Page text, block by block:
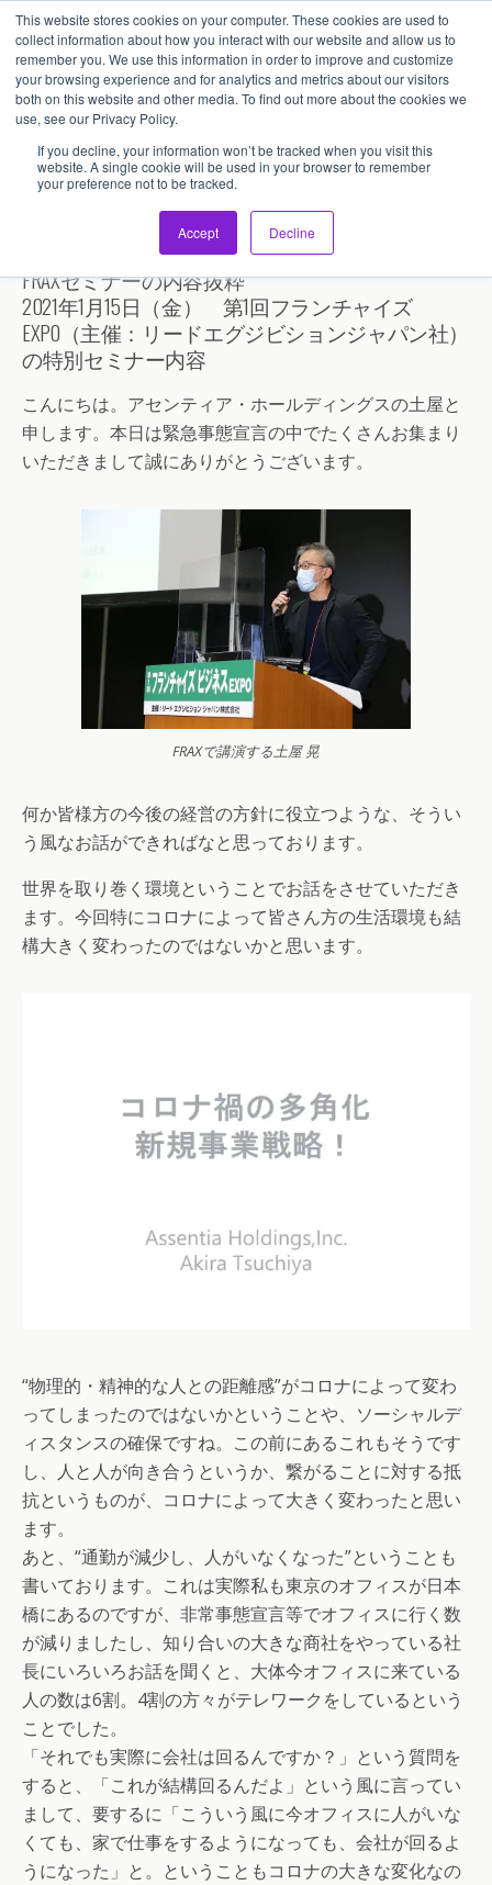
This website stores cookies on your computer. These cookies are used to
collect information about how you interact with our website and allow us to
remember you. We use this information in order to improve and customize
your browsing experience and for analytics and metrics about our visitors
both on this website and other media. To find out more about the cookies we
use, see our Privacy Policy.
If you decline, your information won’t be tracked when you visit this
website. A single cookie will be used in your browser to remember
your preference not to be tracked.
Accept Decline
アセンティア・ホールディングス(AssentiaHoldings)
コロナ禍の多角化 新規事業戦
略！
FRAXセミナーの内容抜粋
2021年1月15日（金） 第1回フランチャイズ
EXPO（主催：リードエグジビションジャパン社）
の特別セミナー内容
こんにちは。アセンティア・ホールディングスの土屋と
申します。本日は緊急事態宣言の中でたくさんお集まり
いただきまして誠にありがとうございます。
FRAXで講演する土屋 晃
何か皆様方の今後の経営の方針に役立つような、そうい
う風なお話ができればなと思っております。
世界を取り巻く環境ということでお話をさせていただき
ます。今回特にコロナによって皆さん方の生活環境も結
構大きく変わったのではないかと思います。
“物理的・精神的な人との距離感”がコロナによって変わ
ってしまったのではないかということや、ソーシャルデ
ィスタンスの確保ですね。この前にあるこれもそうです
し、人と人が向き合うというか、繋がることに対する抵
抗というものが、コロナによって大きく変わったと思い
ます。
あと、“通勤が減少し、人がいなくなった”ということも
書いております。これは実際私も東京のオフィスが日本
橋にあるのですが、非常事態宣言等でオフィスに行く数
が減りましたし、知り合いの大きな商社をやっている社
長にいろいろお話を聞くと、大体今オフィスに来ている
人の数は6割。4割の方々がテレワークをしているという
ことでした。
「それでも実際に会社は回るんですか？」という質問を
すると、「これが結構回るんだよ」という風に言ってい
まして、要するに「こういう風に今オフィスに人がいな
くても、家で仕事をするようになっても、会社が回るよ
うになった」と。ということもコロナの大きな変化なの